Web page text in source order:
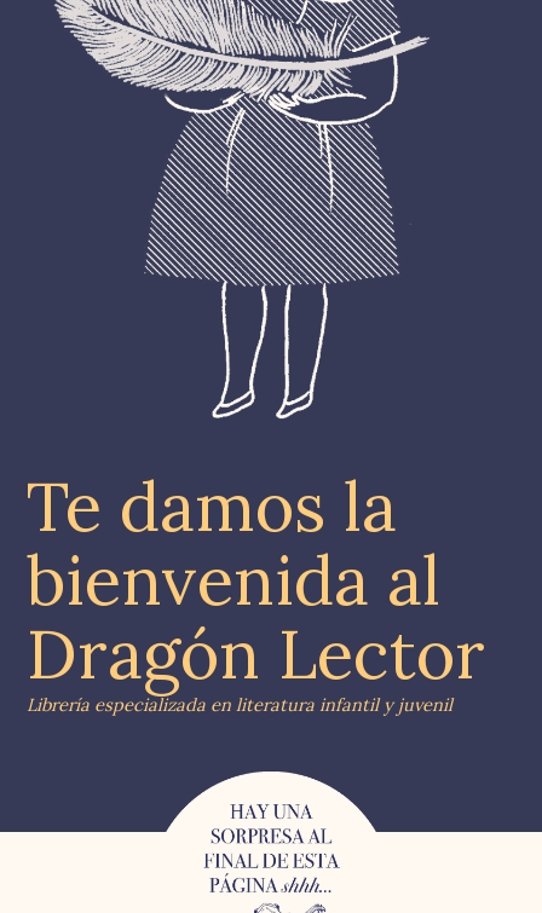
Te damos la
bienvenida al
Dragón Lector
Librería especializada en literatura infantil y juvenil